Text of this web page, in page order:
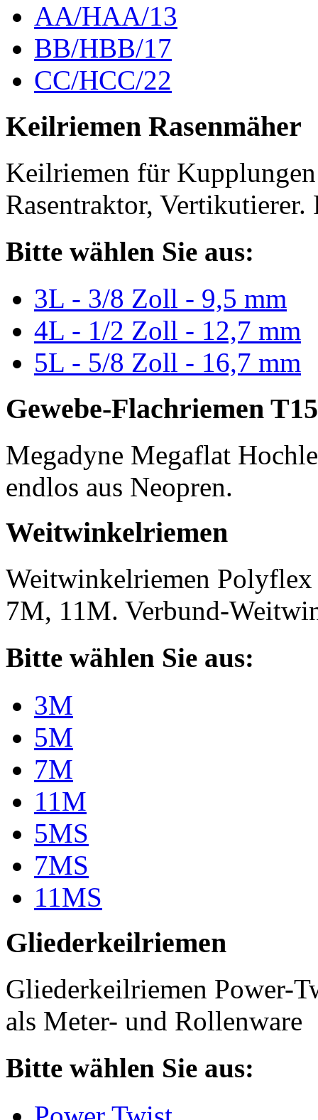
AA/HAA/13
BB/HBB/17
CC/HCC/22
Keilriemen Rasenmäher
Keilriemen für Kupplungen
Rasentraktor,
Bitte wählen Sie aus:
3L - 3/8 Zoll - 9,5 mm
4L - 1/2 Zoll - 12,7 mm
5L - 5/8 Zoll - 16,7 mm
Gewebe-Flachriemen
Megadyne Megaflat
endlos aus Neopren.
Weitwinkelriemen
Weitwinkelriemen
7M, 11M. Verbund-
Bitte wählen Sie aus:
3M
5M
7M
11M
5MS
7MS
11MS
Gliederkeilriemen
Gliederkeilriemen Power-
als Meter- und Rollenware
Bitte wählen Sie aus: